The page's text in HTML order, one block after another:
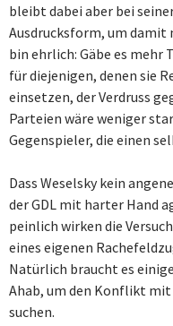
bleibt dabei aber bei
Ausdrucksform, um damit
bin ehrlich: Gäbe es mehr
für diejenigen, denen sie
einsetzen, der Verdruss
Parteien wäre weniger
Gegenspieler, die einen
Dass Weselsky kein
der GDL mit harter Hand
peinlich wirken die
eines eigenen
Natürlich braucht es
Ahab, um den Konflikt mit
suchen.